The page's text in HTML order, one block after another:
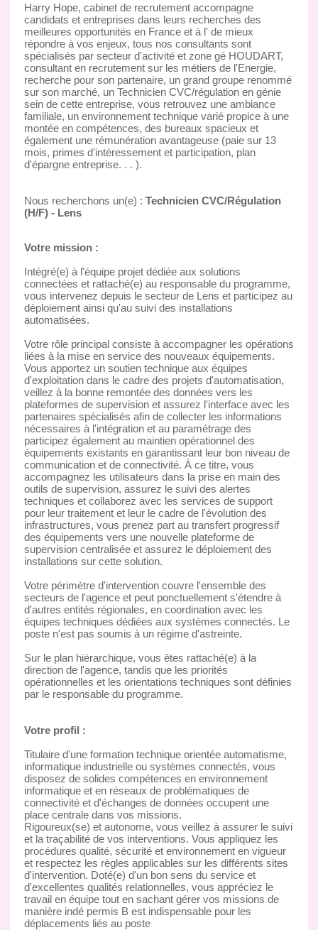
Harry Hope, cabinet de recrutement accompagne
candidats et entreprises dans leurs recherches des
meilleures opportunités en France et à l' de mieux
répondre à vos enjeux, tous nos consultants sont
spécialisés par secteur d'activité et zone gé HOUDART,
consultant en recrutement sur les métiers de l'Energie,
recherche pour son partenaire, un grand groupe renommé
sur son marché, un Technicien CVC/régulation en génie
sein de cette entreprise, vous retrouvez une ambiance
familiale, un environnement technique varié propice à une
montée en compétences, des bureaux spacieux et
également une rémunération avantageuse (paie sur 13
mois, primes d'intéressement et participation, plan
d'épargne entreprise. . . ).
Nous recherchons un(e) : Technicien CVC/Régulation
(H/F) - Lens
Votre mission :
Intégré(e) à l'équipe projet dédiée aux solutions
connectées et rattaché(e) au responsable du programme,
vous intervenez depuis le secteur de Lens et participez au
déploiement ainsi qu'au suivi des installations
automatisées.
Votre rôle principal consiste à accompagner les opérations
liées à la mise en service des nouveaux équipements.
Vous apportez un soutien technique aux équipes
d'exploitation dans le cadre des projets d'automatisation,
veillez à la bonne remontée des données vers les
plateformes de supervision et assurez l'interface avec les
partenaires spécialisés afin de collecter les informations
nécessaires à l'intégration et au paramétrage des
participez également au maintien opérationnel des
équipements existants en garantissant leur bon niveau de
communication et de connectivité. À ce titre, vous
accompagnez les utilisateurs dans la prise en main des
outils de supervision, assurez le suivi des alertes
techniques et collaborez avec les services de support
pour leur traitement et leur le cadre de l'évolution des
infrastructures, vous prenez part au transfert progressif
des équipements vers une nouvelle plateforme de
supervision centralisée et assurez le déploiement des
installations sur cette solution.
Votre périmètre d'intervention couvre l'ensemble des
secteurs de l'agence et peut ponctuellement s'étendre à
d'autres entités régionales, en coordination avec les
équipes techniques dédiées aux systèmes connectés. Le
poste n'est pas soumis à un régime d'astreinte.
Sur le plan hiérarchique, vous êtes rattaché(e) à la
direction de l'agence, tandis que les priorités
opérationnelles et les orientations techniques sont définies
par le responsable du programme.
Votre profil :
Titulaire d'une formation technique orientée automatisme,
informatique industrielle ou systèmes connectés, vous
disposez de solides compétences en environnement
informatique et en réseaux de problématiques de
connectivité et d'échanges de données occupent une
place centrale dans vos missions.
Rigoureux(se) et autonome, vous veillez à assurer le suivi
et la traçabilité de vos interventions. Vous appliquez les
procédures qualité, sécurité et environnement en vigueur
et respectez les règles applicables sur les différents sites
d'intervention. Doté(e) d'un bon sens du service et
d'excellentes qualités relationnelles, vous appréciez le
travail en équipe tout en sachant gérer vos missions de
manière indé permis B est indispensable pour les
déplacements liés au poste